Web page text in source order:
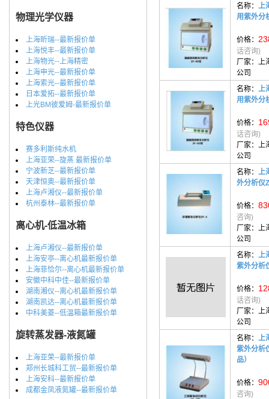
物理光学仪器
上海昕瑞--最新报价单
上海悦丰--最新报价单
上海物光--上海精密
上海申光--最新报价单
上海索光--最新报价单
日本爱拓--最新报价单
上光BM彼爱姆-最新报价单
特色仪器
赛多利斯纯水机
上海亚荣--旋蒸 最新报价单
宁波新芝--最新报价单
天津恒奥--最新报价单
上海卢湘仪--最新报价单
杭州泰林--最新报价单
离心机-低温冰箱
上海卢湘仪--最新报价单
上海安亭--离心机最新报价单
上海菲恰尔--离心机最新报价单
安徽中科中佳--最新报价单
湖南湘仪--离心机最新报价单
湖南凯达--离心机最新报价单
中科美菱--低温箱最新报价单
旋转蒸发器-液氮罐
上海亚荣--最新报价单
郑州长城科工贸--最新报价单
上海安科--最新报价单
成都金凤液氮罐--最新报价单
名称： 上
用紫外分
价格：
话咨询)
厂家： 上
公司
名称： 上
用紫外分
价格：
话咨询)
厂家： 上
公司
名称： 上
外分析仪
价格：
咨询)
厂家： 上
公司
名称： 上
紫外分析
价格：
话咨询)
厂家： 上
公司
名称： 上
紫外分析
品）
价格：
咨询)